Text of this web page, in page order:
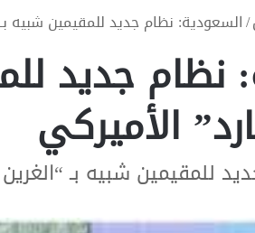
/السعودية: نظام جديد للمقيمين شبيه
نظام جديد
الأميركي
للمقيمين شبيه بـ